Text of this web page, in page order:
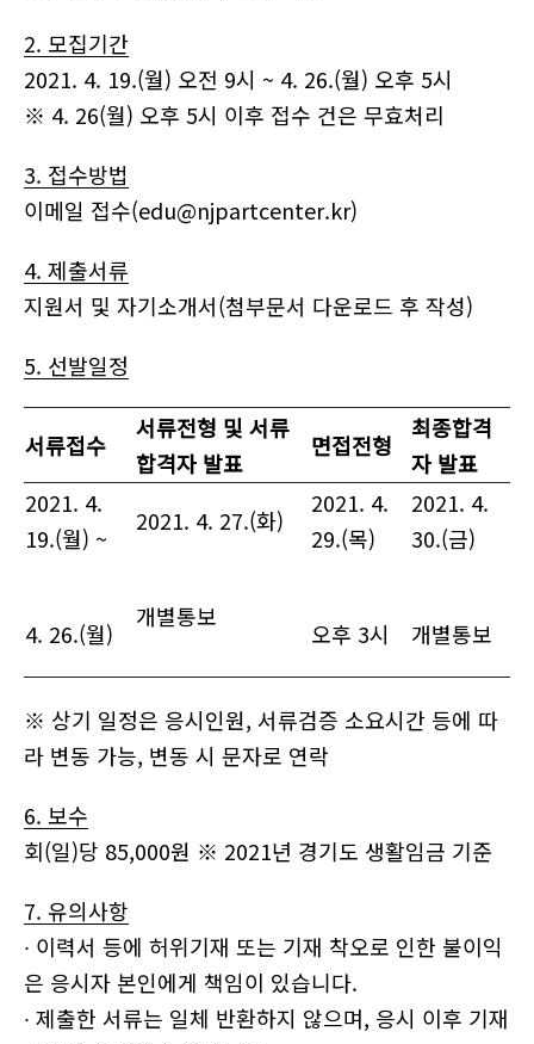
2. 모집기간
2021. 4. 19.(월) 오전 9시 ~ 4. 26.(월) 오후 5시
※ 4. 26(월) 오후 5시 이후 접수 건은 무효처리
3. 접수방법
이메일 접수(edu@njpartcenter.kr)
4. 제출서류
지원서 및 자기소개서(첨부문서 다운로드 후 작성)
5. 선발일정
서류접수
서류전형 및 서류
합격자 발표
면접전형
최종합격
자 발표
2021. 4.
19.(월) ~
4. 26.(월)
2021. 4. 27.(화)
개별통보
2021. 4.
29.(목)
오후 3시
2021. 4.
30.(금)
개별통보
※ 상기 일정은 응시인원, 서류검증 소요시간 등에 따
라 변동 가능, 변동 시 문자로 연락
6. 보수
회(일)당 85,000원 ※ 2021년 경기도 생활임금 기준
7. 유의사항
∙ 이력서 등에 허위기재 또는 기재 착오로 인한 불이익
은 응시자 본인에게 책임이 있습니다.
∙ 제출한 서류는 일체 반환하지 않으며, 응시 이후 기재